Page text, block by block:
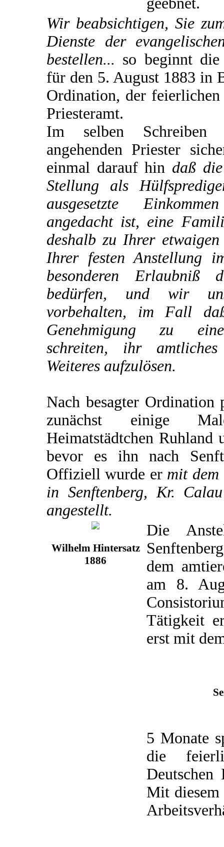
Wir beabsichtigen, Sie
Dienste der
bestellen... so beginnt
für den 5. August 1883 in
Ordination, der
Priesteramt.
Im selben
angehenden Priester
einmal darauf hin daß
Stellung als
ausgesetzte
angedacht ist, eine
deshalb zu Ihrer
Ihrer festen Anstellung
besonderen Erlaubniß
bedürfen, und wir
vorbehalten, im Fall
Genehmigung zu
schreiten, ihr
Weiteres aufzulösen.
Nach besagter Ordination
zunächst einige
Heimatstädtchen Ruhland
bevor es ihn nach
Offiziell wurde er mit dem
in Senftenberg, Kr.
angestellt.
Wilhelm Hintersatz
1886
Die
dem
am 8.
Tätigkeit
erst mit
5 Monate
die
Mit diesem